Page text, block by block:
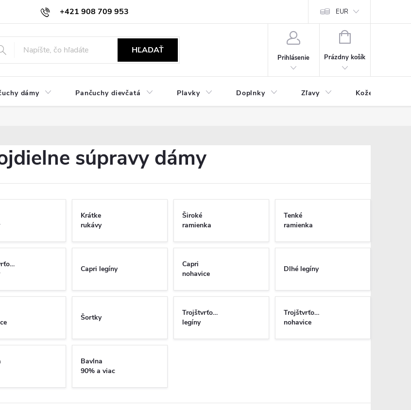
+421 908 709 953
objednavky@ibielizen.sk
EUR
HĽADAŤ
Prihlásenie
NÁKUPNÝ
Prázdny košík
dámy Pančuchy dievčatá Plavky Doplnky Zľavy Kožený tovar
súpravy dámy
Krátke
rukávy
Široké
ramienka
Tenké
ramienka
Capri legíny
Capri
nohavice
Dlhé legíny
Šortky
Trojštvrťové
legíny
Trojštvrťové
nohavice
Bavlna
90% a viac